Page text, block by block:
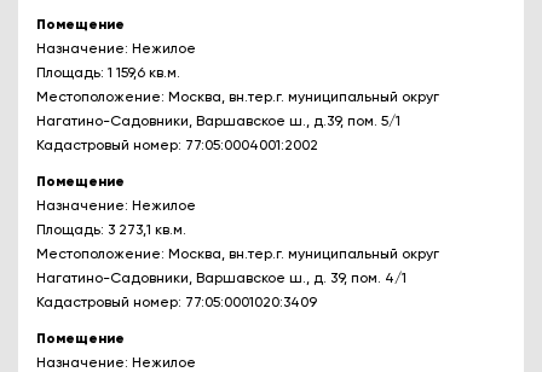
Помещение
Назначение: Нежилое
Площадь: 1 159,6 кв.м.
Местоположение: Москва, вн.тер.г. муниципальный округ
Нагатино-Садовники, Варшавское ш., д.39, пом. 5/1
Кадастровый номер: 77:05:0004001:2002
Помещение
Назначение: Нежилое
Площадь: 3 273,1 кв.м.
Местоположение: Москва, вн.тер.г. муниципальный округ
Нагатино-Садовники, Варшавское ш., д. 39, пом. 4/1
Кадастровый номер: 77:05:0001020:3409
Помещение
Назначение: Нежилое